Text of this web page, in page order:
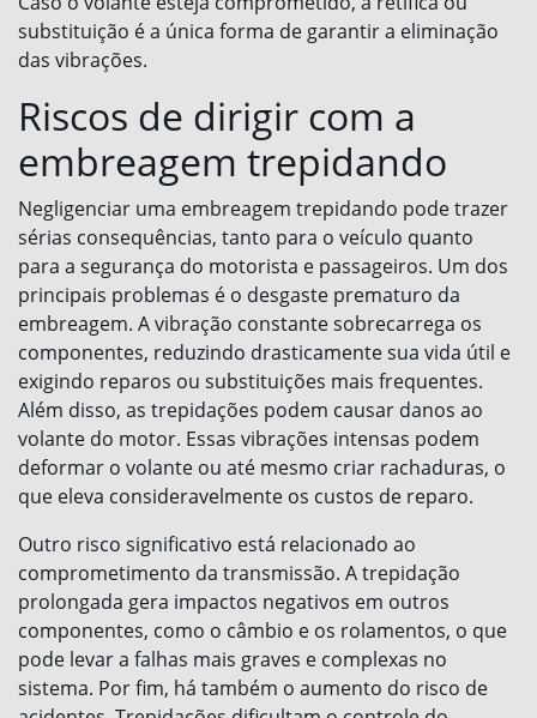
substituição é a única forma de garantir a eliminação
das vibrações.
Riscos de dirigir com a
embreagem trepidando
Negligenciar uma embreagem trepidando pode trazer
sérias consequências, tanto para o veículo quanto
para a segurança do motorista e passageiros. Um dos
principais problemas é o desgaste prematuro da
embreagem. A vibração constante sobrecarrega os
componentes, reduzindo drasticamente sua vida útil e
exigindo reparos ou substituições mais frequentes.
Além disso, as trepidações podem causar danos ao
volante do motor. Essas vibrações intensas podem
deformar o volante ou até mesmo criar rachaduras, o
que eleva consideravelmente os custos de reparo.
Outro risco significativo está relacionado ao
comprometimento da transmissão. A trepidação
prolongada gera impactos negativos em outros
componentes, como o câmbio e os rolamentos, o que
pode levar a falhas mais graves e complexas no
sistema. Por fim, há também o aumento do risco de